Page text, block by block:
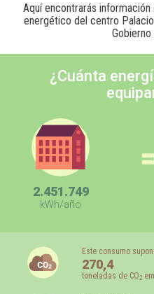
Aquí encontrarás
energético del centro
¿Cuánta
2.451.749
kWh/año
Este consumo
270,4
toneladas de CO2